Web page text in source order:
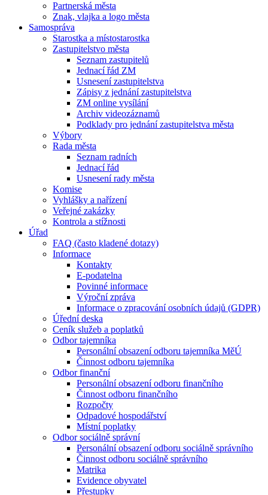
Partnerská města
Znak, vlajka a logo města
Samospráva
Starostka a místostarostka
Zastupitelstvo města
Seznam zastupitelů
Jednací řád ZM
Usnesení zastupitelstva
Zápisy z jednání zastupitelstva
ZM online vysílání
Archiv videozáznamů
Podklady pro jednání zastupitelstva města
Výbory
Rada města
Seznam radních
Jednací řád
Usnesení rady města
Komise
Vyhlášky a nařízení
Veřejné zakázky
Kontrola a stížnosti
Úřad
FAQ (často kladené dotazy)
Informace
Kontakty
E-podatelna
Povinné informace
Výroční zpráva
Informace o zpracování osobních údajů (GDPR)
Úřední deska
Ceník služeb a poplatků
Odbor tajemníka
Personální obsazení odboru tajemníka MěÚ
Činnost odboru tajemníka
Odbor finanční
Personální obsazení odboru finančního
Činnost odboru finančního
Rozpočty
Odpadové hospodářství
Místní poplatky
Odbor sociálně správní
Personální obsazení odboru sociálně správního
Činnost odboru sociálně správního
Matrika
Evidence obyvatel
Přestupky